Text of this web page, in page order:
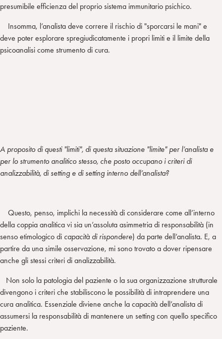
presumibile efficienza del proprio sistema immunitario psichico.
Insomma, l’analista deve correre il rischio di "sporcarsi le mani" e
deve poter esplorare spregiudicatamente i propri limiti e il limite della
psicoanalisi come strumento di cura.
A proposito di questi "limiti", di questa situazione "limite" per l’analista e
per lo strumento analitico stesso, che posto occupano i criteri di
analizzabilità, di setting e di setting interno dell’analista?
Questo, penso, implichi la necessità di considerare come all’interno
della coppia analitica vi sia un’assoluta asimmetria di responsabilità (in
senso etimologico di capacità di rispondere) da parte dell’analista. E, a
partire da una simile osservazione, mi sono trovato a dover ripensare
anche gli stessi criteri di analizzabilità.
Non solo la patologia del paziente o la sua organizzazione strutturale
divengono i criteri che stabiliscono le possibilità di intraprendere una
cura analitica. Essenziale diviene anche la capacità dell’analista di
assumersi la responsabilità di mantenere un setting con quello specifico
paziente.